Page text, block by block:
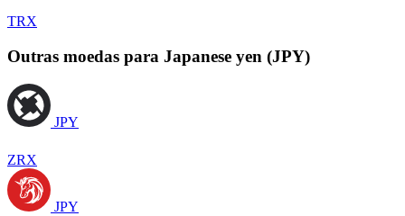
TRX
Outras moedas para Japanese yen (JPY)
JPY
ZRX
JPY